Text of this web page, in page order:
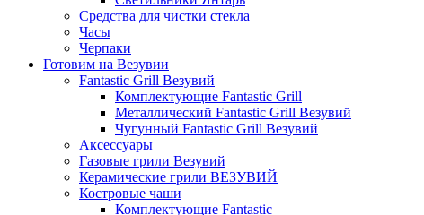
Средства для чистки стекла
Часы
Черпаки
Готовим на Везувии
Fantastic Grill Везувий
Комплектующие Fantastic Grill
Металлический Fantastic Grill Везувий
Чугунный Fantastic Grill Везувий
Аксессуары
Газовые грили Везувий
Керамические грили ВЕЗУВИЙ
Костровые чаши
Комплектующие Fantastic